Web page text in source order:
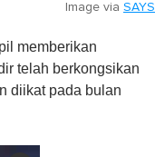
Image via SAYS
memberikan
telah berkongsikan
diikat pada bulan